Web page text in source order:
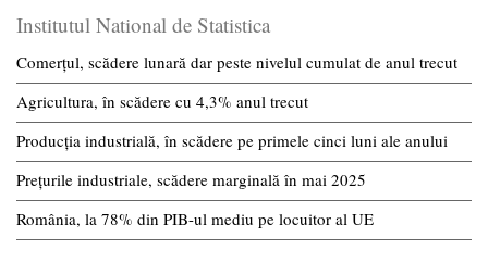
Institutul National de Statistica
Comerțul, scădere lunară dar peste nivelul cumulat de anul trecut
Agricultura, în scădere cu 4,3% anul trecut
Producția industrială, în scădere pe primele cinci luni ale anului
Prețurile industriale, scădere marginală în mai 2025
România, la 78% din PIB-ul mediu pe locuitor al UE